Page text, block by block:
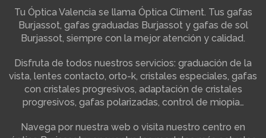
Tu Óptica Valencia se llama Óptica Climent. Tus gafas
Burjassot, gafas graduadas Burjassot y gafas de sol
Burjassot, siempre con la mejor atención y calidad.
Disfruta de todos nuestros servicios: graduación de la
vista, lentes contacto, orto-k, cristales especiales, gafas
con cristales progresivos, adaptación de cristales
progresivos, gafas polarizadas, control de miopia…
Navega por nuestra web o visita nuestro centro en